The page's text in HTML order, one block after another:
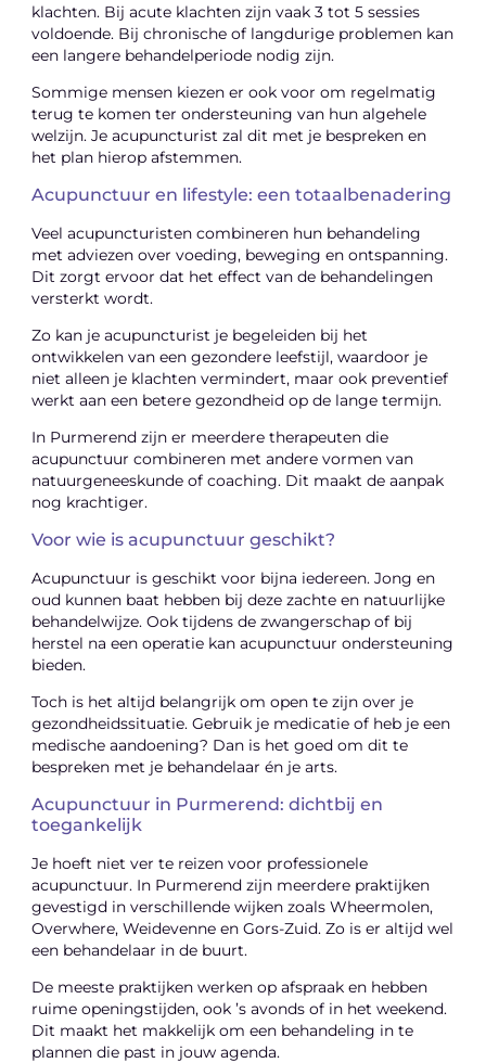
klachten. Bij acute klachten zijn vaak 3 tot 5 sessies
voldoende. Bij chronische of langdurige problemen kan
een langere behandelperiode nodig zijn.
Sommige mensen kiezen er ook voor om regelmatig
terug te komen ter ondersteuning van hun algehele
welzijn. Je acupuncturist zal dit met je bespreken en
het plan hierop afstemmen.
Acupunctuur en lifestyle: een totaalbenadering
Veel acupuncturisten combineren hun behandeling
met adviezen over voeding, beweging en ontspanning.
Dit zorgt ervoor dat het effect van de behandelingen
versterkt wordt.
Zo kan je acupuncturist je begeleiden bij het
ontwikkelen van een gezondere leefstijl, waardoor je
niet alleen je klachten vermindert, maar ook preventief
werkt aan een betere gezondheid op de lange termijn.
In Purmerend zijn er meerdere therapeuten die
acupunctuur combineren met andere vormen van
natuurgeneeskunde of coaching. Dit maakt de aanpak
nog krachtiger.
Voor wie is acupunctuur geschikt?
Acupunctuur is geschikt voor bijna iedereen. Jong en
oud kunnen baat hebben bij deze zachte en natuurlijke
behandelwijze. Ook tijdens de zwangerschap of bij
herstel na een operatie kan acupunctuur ondersteuning
bieden.
Toch is het altijd belangrijk om open te zijn over je
gezondheidssituatie. Gebruik je medicatie of heb je een
medische aandoening? Dan is het goed om dit te
bespreken met je behandelaar én je arts.
Acupunctuur in Purmerend: dichtbij en
toegankelijk
Je hoeft niet ver te reizen voor professionele
acupunctuur. In Purmerend zijn meerdere praktijken
gevestigd in verschillende wijken zoals Wheermolen,
Overwhere, Weidevenne en Gors-Zuid. Zo is er altijd wel
een behandelaar in de buurt.
De meeste praktijken werken op afspraak en hebben
ruime openingstijden, ook ’s avonds of in het weekend.
Dit maakt het makkelijk om een behandeling in te
plannen die past in jouw agenda.